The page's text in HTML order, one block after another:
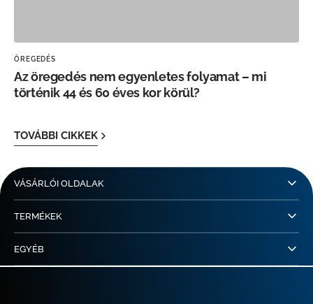
TOVÁBBI CIKKEK
ÖREGEDÉS
Az öregedés nem egyenletes folyamat – mi
történik 44 és 60 éves kor körül?
VÁSÁRLÓI OLDALAK
TERMÉKEK
EGYÉB